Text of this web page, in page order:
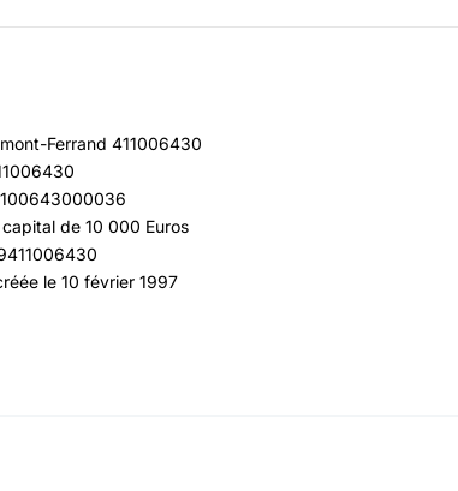
Ferrand 411006430
capital de 10 000 Euros
le 10 février 1997